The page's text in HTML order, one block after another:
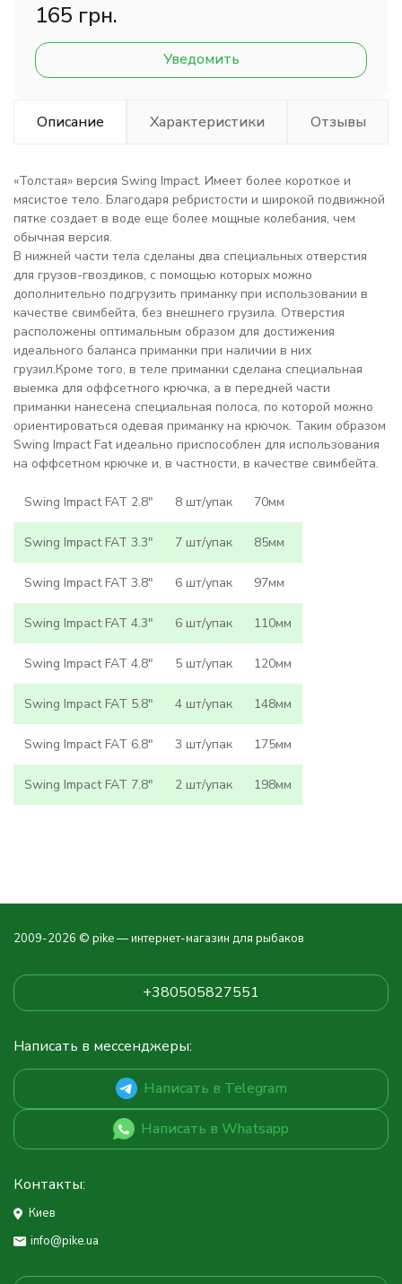
165 грн.
Уведомить
Описание Характеристики Отзывы
«Толстая» версия Swing Impact. Имеет более короткое и
мясистое тело. Благодаря ребристости и широкой подвижной
пятке создает в воде еще более мощные колебания, чем
обычная версия.
В нижней части тела сделаны два специальных отверстия
для грузов-гвоздиков, с помощью которых можно
дополнительно подгрузить приманку при использовании в
качестве свимбейта, без внешнего грузила. Отверстия
расположены оптимальным образом для достижения
идеального баланса приманки при наличии в них
грузил.Кроме того, в теле приманки сделана специальная
выемка для оффсетного крючка, а в передней части
приманки нанесена специальная полоса, по которой можно
ориентироваться одевая приманку на крючок. Таким образом
Swing Impact Fat идеально приспособлен для использования
на оффсетном крючке и, в частности, в качестве свимбейта.
Swing Impact FAT 2.8" 8 шт/упак 70мм
Swing Impact FAT 3.3" 7 шт/упак 85мм
Swing Impact FAT 3.8" 6 шт/упак 97мм
Swing Impact FAT 4.3" 6 шт/упак 110мм
Swing Impact FAT 4.8" 5 шт/упак 120мм
Swing Impact FAT 5.8" 4 шт/упак 148мм
Swing Impact FAT 6.8" 3 шт/упак 175мм
Swing Impact FAT 7.8" 2 шт/упак 198мм
2009-2026 © pike — интернет-магазин для рыбаков
+380505827551
Написать в мессенджеры:
Написать в Telegram
Написать в Whatsapp
Контакты:
Киев
info@pike.ua